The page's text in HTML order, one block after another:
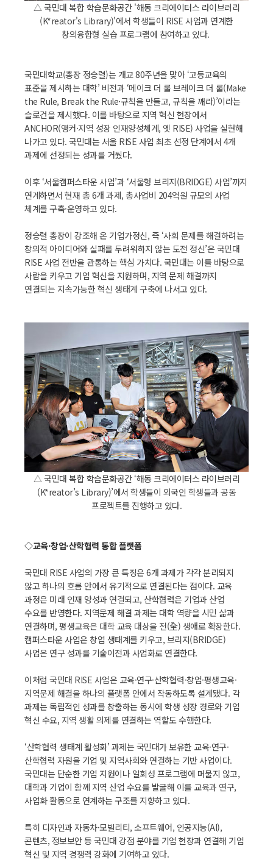
△ 국민대 복합 학습문화공간 '해동 크리에이터스 라이브러리
(K*reator's Library)'에서 학생들이 RISE 사업과 연계한
창의융합형 실습 프로그램에 참여하고 있다.
국민대학교(총장 정승렬)는 개교 80주년을 맞아 ‘고등교육의
표준을 제시하는 대학’ 비전과 ‘메이크 더 룰 브레이크 더 룰(Make
the Rule, Break the Rule·규칙을 만들고, 규칙을 깨라)’이라는
슬로건을 제시했다. 이를 바탕으로 지역 혁신 현장에서
ANCHOR(앵커·지역 성장 인재양성체계, 옛 RISE) 사업을 실현해
나가고 있다. 국민대는 서울 RISE 사업 최초 선정 단계에서 4개
과제에 선정되는 성과를 거뒀다.
이후 ‘서울캠퍼스타운 사업’과 ‘서울형 브리지(BRIDGE) 사업’까지
연계하면서 현재 총 6개 과제, 총사업비 204억원 규모의 사업
체계를 구축·운영하고 있다.
정승렬 총장이 강조해 온 기업가정신, 즉 ‘사회 문제를 해결하려는
창의적 아이디어와 실패를 두려워하지 않는 도전 정신’은 국민대
RISE 사업 전반을 관통하는 핵심 가치다. 국민대는 이를 바탕으로
사람을 키우고 기업 혁신을 지원하며, 지역 문제 해결까지
연결되는 지속가능한 혁신 생태계 구축에 나서고 있다.
△ 국민대 복합 학습문화공간 ‘해동 크리에이터스 라이브러리
(K*reator’s Library)’에서 학생들이 외국인 학생들과 공동
프로젝트를 진행하고 있다.
◇교육·창업·산학협력 통합 플랫폼
국민대 RISE 사업의 가장 큰 특징은 6개 과제가 각각 분리되지
않고 하나의 흐름 안에서 유기적으로 연결된다는 점이다. 교육
과정은 미래 인재 양성과 연결되고, 산학협력은 기업과 산업
수요를 반영한다. 지역문제 해결 과제는 대학 역량을 시민 삶과
연결하며, 평생교육은 대학 교육 대상을 전(全) 생애로 확장한다.
캠퍼스타운 사업은 창업 생태계를 키우고, 브리지(BRIDGE)
사업은 연구 성과를 기술이전과 사업화로 연결한다.
이처럼 국민대 RISE 사업은 교육·연구·산학협력·창업·평생교육·
지역문제 해결을 하나의 플랫폼 안에서 작동하도록 설계됐다. 각
과제는 독립적인 성과를 창출하는 동시에 학생 성장 경로와 기업
혁신 수요, 지역 생활 의제를 연결하는 역할도 수행한다.
‘산학협력 생태계 활성화’ 과제는 국민대가 보유한 교육·연구·
산학협력 자원을 기업 및 지역사회와 연결하는 기반 사업이다.
국민대는 단순한 기업 지원이나 일회성 프로그램에 머물지 않고,
대학과 기업이 함께 지역 산업 수요를 발굴해 이를 교육과 연구,
사업화 활동으로 연계하는 구조를 지향하고 있다.
특히 디자인과 자동차·모빌리티, 소프트웨어, 인공지능(AI),
콘텐츠, 정보보안 등 국민대 강점 분야를 기업 현장과 연결해 기업
혁신 및 지역 경쟁력 강화에 기여하고 있다.